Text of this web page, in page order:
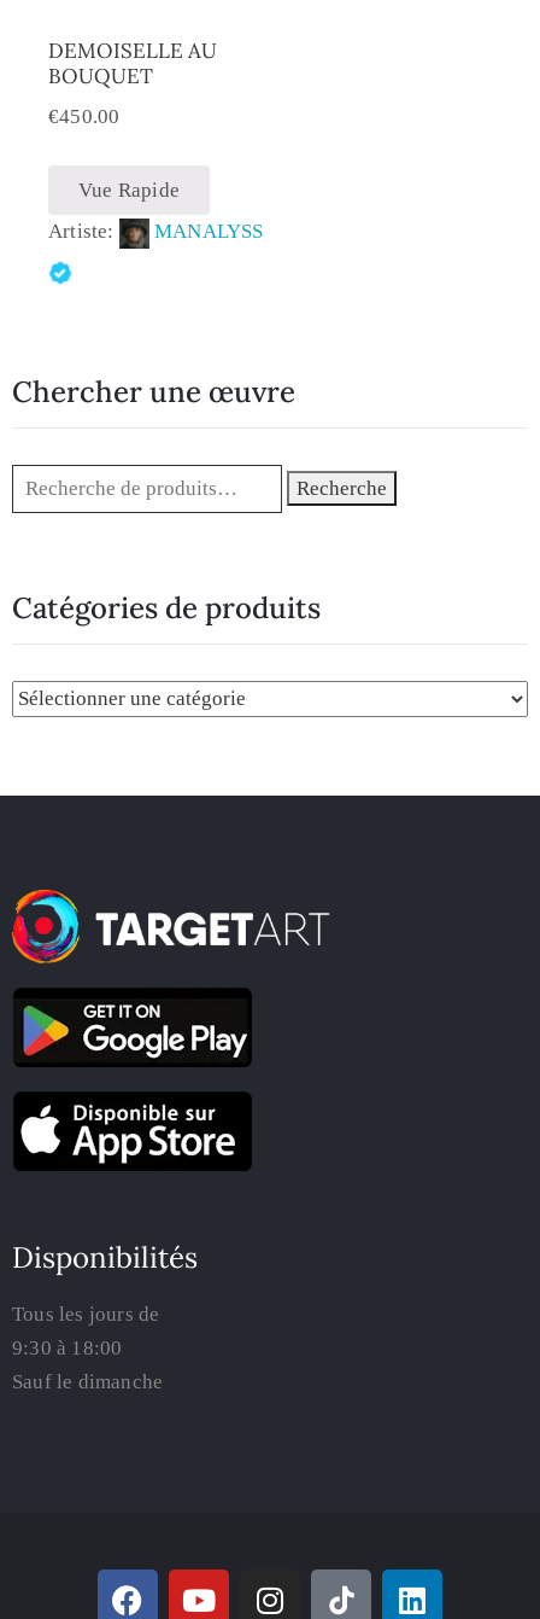
DEMOISELLE AU
BOUQUET
€450.00
Vue Rapide
Artiste:
MANALYSS
Chercher une œuvre
Recherche
Catégories de produits
Disponibilités
Tous les jours de
9:30 à 18:00
Sauf le dimanche